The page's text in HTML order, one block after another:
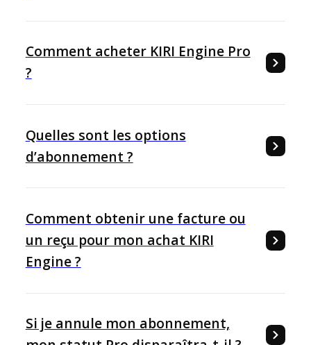
Comment acheter KIRI Engine Pro
?
Quelles sont les options
d’abonnement ?
Comment obtenir une facture ou
un reçu pour mon achat KIRI
Engine ?
Si je annule mon abonnement,